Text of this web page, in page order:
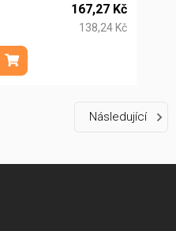
167,27 Kč
138,24 Kč
ks
Přidat do košíku
Následující